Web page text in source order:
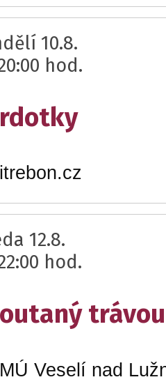
10.8.
hod.
itrebon.cz
12.8.
hod.
MÚ Veselí nad